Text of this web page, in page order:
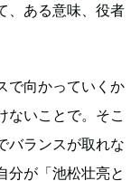
、ある意味、役者
で向かっていくか
ないことで。そこ
バランスが取れな
分が「池松壮亮と